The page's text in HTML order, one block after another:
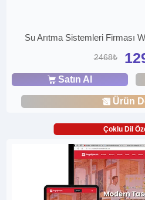
Su Arıtma Sistemleri Firması
2468₺
Satın Al
Ürün
Çoklu Dil